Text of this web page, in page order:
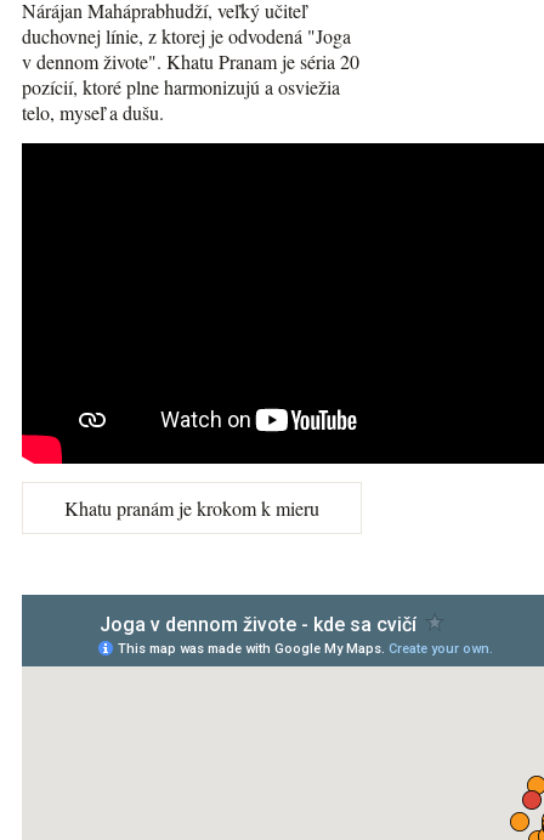
Nárájan Maháprabhudží, veľký učiteľ
duchovnej línie, z ktorej je odvodená "Joga
v dennom živote". Khatu Pranam je séria 20
pozícií, ktoré plne harmonizujú a osviežia
telo, myseľ a dušu.
Khatu pranám je krokom k mieru